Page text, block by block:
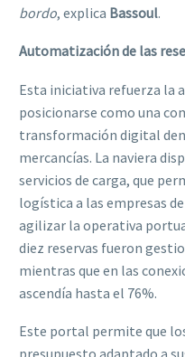
bordo, explica Bassoul.
Automatización de las
Esta iniciativa refuerza la
posicionarse como una
transformación digital
mercancías. La naviera
servicios de carga, que
logística a las empresas
agilizar la operativa
diez reservas fueron
mientras que en las
ascendía hasta el 76%.
Este portal permite que